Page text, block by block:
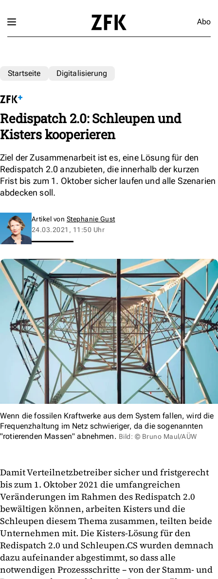
Abo
Startseite Digitalisierung
Redispatch 2.0: Schleupen und
Kisters kooperieren
Ziel der Zusammenarbeit ist es, eine Lösung für den
Redispatch 2.0 anzubieten, die innerhalb der kurzen
Frist bis zum 1. Oktober sicher laufen und alle Szenarien
abdecken soll.
Artikel von Stephanie Gust
24.03.2021, 11:50 Uhr
Wenn die fossilen Kraftwerke aus dem System fallen, wird die
Frequenzhaltung im Netz schwieriger, da die sogenannten
"rotierenden Massen" abnehmen. Bild: © Bruno Maul/AÜW
Damit Verteilnetzbetreiber sicher und fristgerecht
bis zum 1. Oktober 2021 die umfangreichen
Veränderungen im Rahmen des Redispatch 2.0
bewältigen können, arbeiten Kisters und die
Schleupen diesem Thema zusammen, teilten beide
Unternehmen mit. Die Kisters-Lösung für den
Redispatch 2.0 und Schleupen.CS wurden demnach
dazu aufeinander abgestimmt, so dass alle
notwendigen Prozessschritte – von der Stamm- und